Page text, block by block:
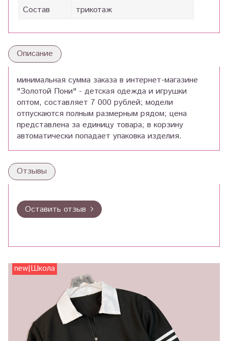
Состав
трикотаж
Описание
минимальная сумма заказа в интернет-магазине
"Золотой Пони" - детская одежда и игрушки
оптом, составляет 7 000 рублей; модели
отпускаются полным размерным рядом; цена
представлена за единицу товара; в корзину
автоматически попадает упаковка изделия.
Отзывы
Оставить отзыв
new|Школа